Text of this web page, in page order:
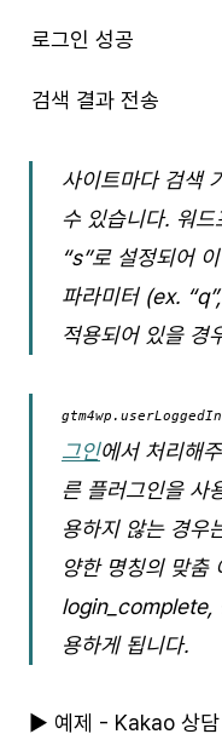
로그인 성공
검색 결과 전송
사이트마다 검색
수 있습니다. 워
“s”로 설정되어
파라미터 (ex.
적용되어 있을 경
gtm4wp.userLoggedIn
그인에서 처리해
른 플러그인을 사
용하지 않는 경우
양한 명칭의 맞
login_complete,
용하게 됩니다.
▶ 예제 - Kakao 상담